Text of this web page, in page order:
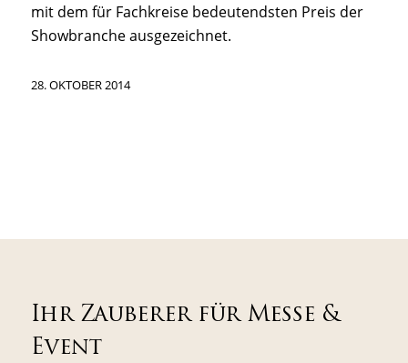
mit dem für Fachkreise bedeutendsten Preis der
Showbranche ausgezeichnet.
28. OKTOBER 2014
Ihr Zauberer für Messe &
Event